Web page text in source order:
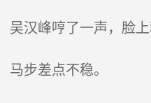
吴汉峰哼了一声，脸上
马步差点不稳。